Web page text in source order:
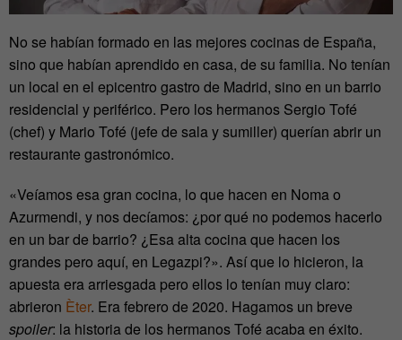
No se habían formado en las mejores cocinas de España,
sino que habían aprendido en casa, de su familia. No tenían
un local en el epicentro gastro de Madrid, sino en un barrio
residencial y periférico. Pero los hermanos Sergio Tofé
(chef) y Mario Tofé (jefe de sala y sumiller) querían abrir un
restaurante gastronómico.
«Veíamos esa gran cocina, lo que hacen en Noma o
Azurmendi, y nos decíamos: ¿por qué no podemos hacerlo
en un bar de barrio? ¿Esa alta cocina que hacen los
grandes pero aquí, en Legazpi?». Así que lo hicieron, la
apuesta era arriesgada pero ellos lo tenían muy claro:
abrieron Èter. Era febrero de 2020. Hagamos un breve
spoiler: la historia de los hermanos Tofé acaba en éxito.